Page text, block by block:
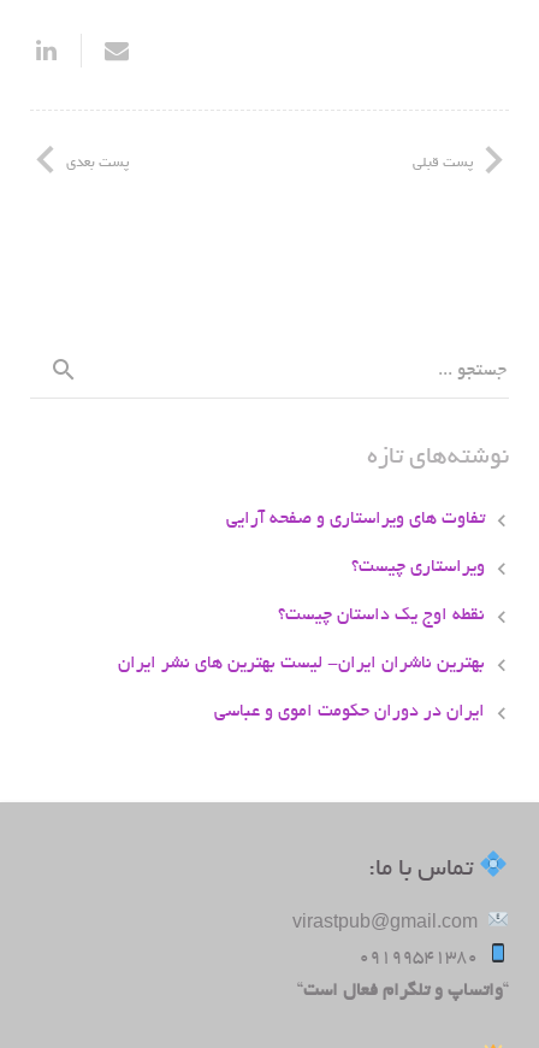
پست قبلی پست بعدی
نوشته‌های تازه
تفاوت های ویراستاری و صفحه آرایی
ویراستاری چیست؟
نقطه اوج یک داستان چیست؟
بهترین ناشران ایران- لیست بهترین های نشر ایران
ایران در دوران حکومت اموی و عباسی
تماس با ما:
“واتساپ و تلگرام فعال است“